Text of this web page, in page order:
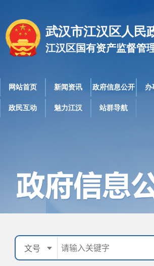
武汉市江汉区人民
江汉区国有资产监督管
网站首页 新闻资讯 政府信息公开 办
政民互动 魅力江汉 站群导航